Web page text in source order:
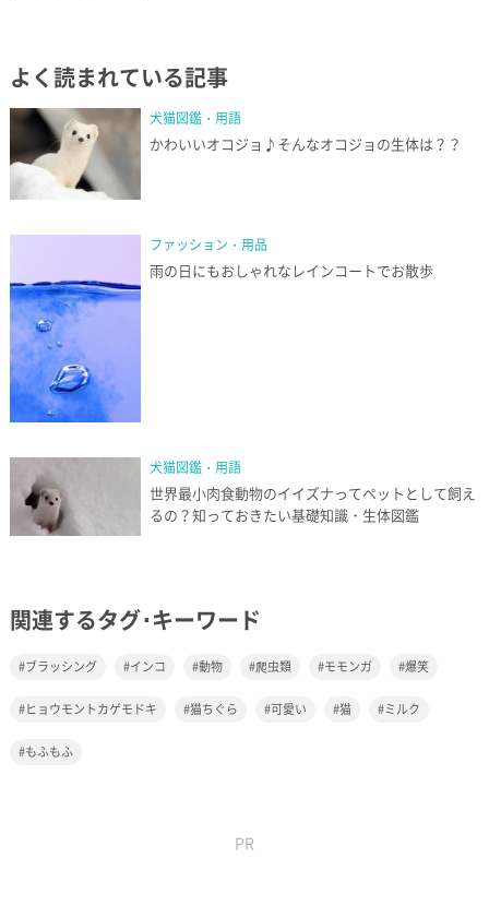
よく読まれている記事
犬猫図鑑・用語
かわいいオコジョ♪そんなオコジョの生体は？？
ファッション・用品
雨の日にもおしゃれなレインコートでお散歩
犬猫図鑑・用語
世界最小肉食動物のイイズナってペットとして飼え
るの？知っておきたい基礎知識・生体図鑑
関連するタグ･キーワード
ブラッシング インコ 動物 爬虫類 モモンガ 爆笑
ヒョウモントカゲモドキ 猫ちぐら 可愛い 猫 ミルク
もふもふ
PR